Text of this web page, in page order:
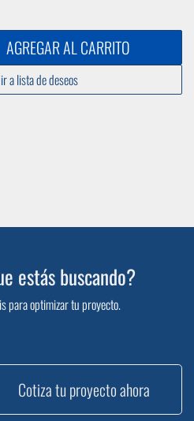
AGREGAR AL CARRITO
a lista de deseos
estás buscando?
para optimizar tu proyecto.
Cotiza tu proyecto ahora